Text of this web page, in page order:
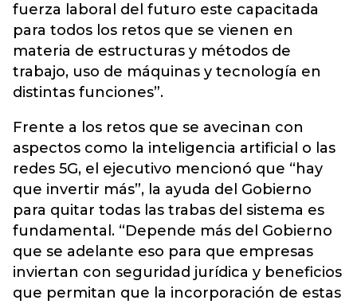
fuerza laboral del futuro este capacitada
para todos los retos que se vienen en
materia de estructuras y métodos de
trabajo, uso de máquinas y tecnología en
distintas funciones”.
Frente a los retos que se avecinan con
aspectos como la inteligencia artificial o las
redes 5G, el ejecutivo mencionó que “hay
que invertir más”, la ayuda del Gobierno
para quitar todas las trabas del sistema es
fundamental. “Depende más del Gobierno
que se adelante eso para que empresas
inviertan con seguridad jurídica y beneficios
que permitan que la incorporación de estas